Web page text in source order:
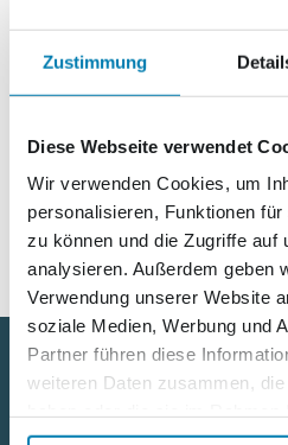
Zustimmung
Diese Webseite verwendet
Wir verwenden Cookies, um
personalisieren, Funktionen
zu können und die Zugriffe auf
analysieren. Außerdem geben
Verwendung unserer Website
soziale Medien, Werbung und
Partner führen diese
weiteren Daten zusammen,
gesammelt haben.
Hausarzt oder das
dorthin geschickt hat.
Weitere aktuelle
Krise lesen Sie auf